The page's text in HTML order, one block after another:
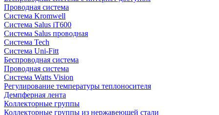
Проводная система
Система Kromwell
Система Salus iT600
Система Salus проводная
Система Tech
Система Uni-Fitt
Беспроводная система
Проводная система
Система Watts Vision
Регулирование температуры теплоносителя
Демпферная лента
Коллекторные группы
Коллекторные группы из нержавеющей стали